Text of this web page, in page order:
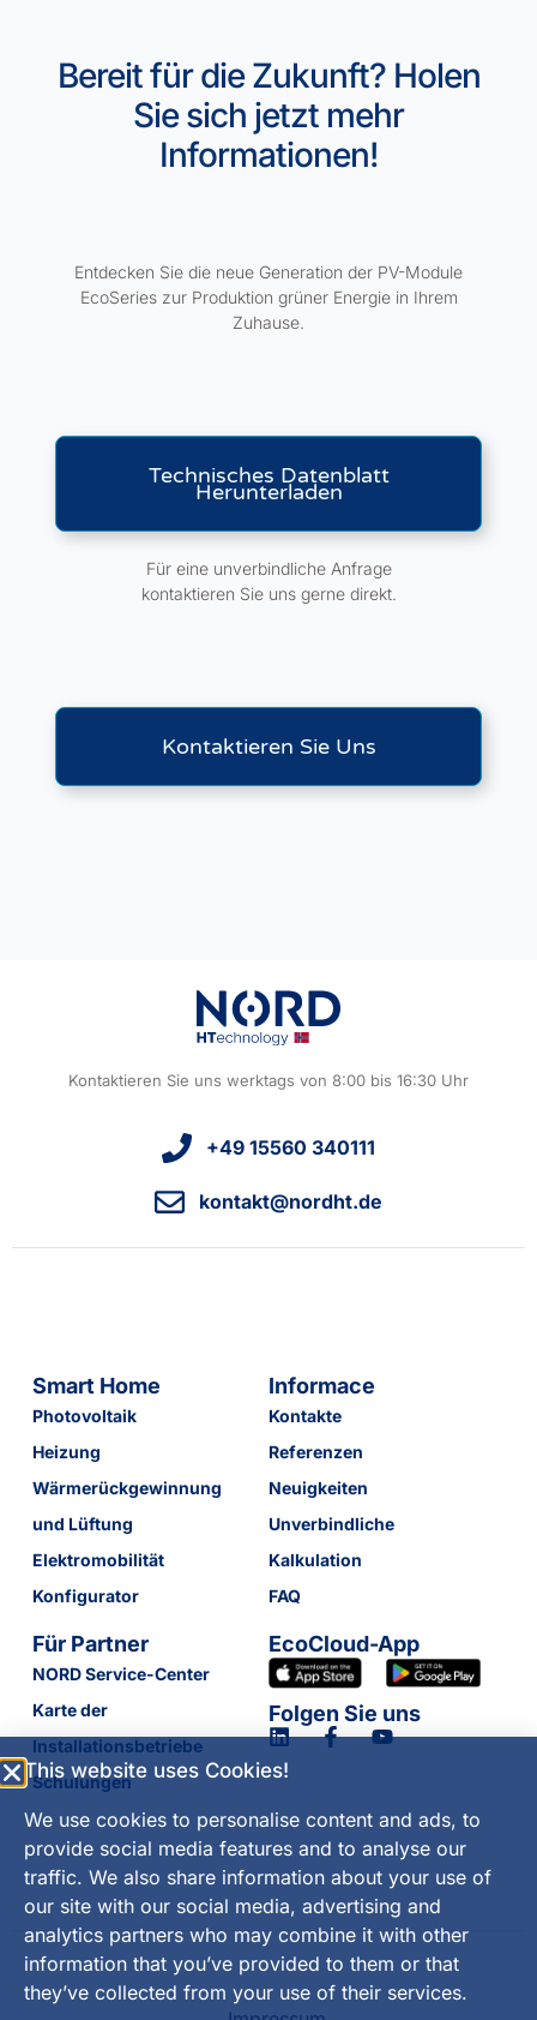
Bereit für die Zukunft? Holen
Sie sich jetzt mehr
Informationen!
Entdecken Sie die neue Generation der PV-Module
EcoSeries zur Produktion grüner Energie in Ihrem
Zuhause.
Technisches Datenblatt
Herunterladen
Für eine unverbindliche Anfrage
kontaktieren Sie uns gerne direkt.
Kontaktieren Sie Uns
Kontaktieren Sie uns werktags von 8:00 bis 16:30 Uhr
+49 15560 340111
kontakt@nordht.de
Smart Home
Photovoltaik
Heizung
Wärmerückgewinnung
und Lüftung
Elektromobilität
Konfigurator
Informace
Kontakte
Referenzen
Neuigkeiten
Unverbindliche
Kalkulation
FAQ
Für Partner
NORD Service-Center
Karte der
Installationsbetriebe
Schulungen
EcoCloud-App
Folgen Sie uns
This website uses Cookies!
We use cookies to personalise content and ads, to
provide social media features and to analyse our
traffic. We also share information about your use of
our site with our social media, advertising and
analytics partners who may combine it with other
information that you’ve provided to them or that
they’ve collected from your use of their services.